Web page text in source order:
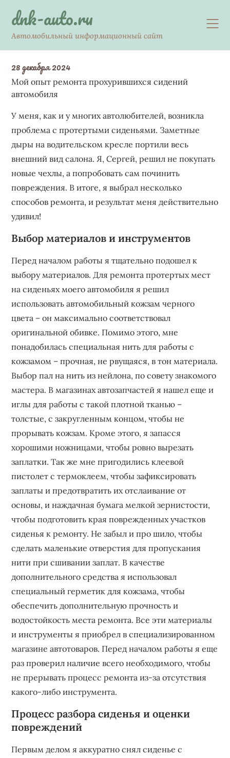
contentdnk-auto.ru
Автомобильный информационный сайт
28 декабря 2024
Мой опыт ремонта прохурившихся сидений
автомобиля
У меня, как и у многих автолюбителей, возникла
проблема с протертыми сиденьями. Заметные
дыры на водительском кресле портили весь
внешний вид салона. Я, Сергей, решил не покупать
новые чехлы, а попробовать сам починить
повреждения. В итоге, я выбрал несколько
способов ремонта, и результат меня действительно
удивил!
Выбор материалов и инструментов
Перед началом работы я тщательно подошел к
выбору материалов. Для ремонта протертых мест
на сиденьях моего автомобиля я решил
использовать автомобильный кожзам черного
цвета – он максимально соответствовал
оригинальной обивке. Помимо этого, мне
понадобилась специальная нить для работы с
кожзамом – прочная, не рвущаяся, в тон материала.
Выбор пал на нить из нейлона, по совету знакомого
мастера. В магазинах автозапчастей я нашел еще и
иглы для работы с такой плотной тканью –
толстые, с закругленным концом, чтобы не
прорывать кожзам. Кроме этого, я запасся
хорошими ножницами, чтобы ровно вырезать
заплатки. Так же мне пригодились клеевой
пистолет с термоклеем, чтобы зафиксировать
заплаты и предотвратить их отслаивание от
основы, и наждачная бумага мелкой зернистости,
чтобы подготовить края поврежденных участков
сиденья к ремонту. Не забыл и про шило, чтобы
сделать маленькие отверстия для пропускания
нити при сшивании заплат. В качестве
дополнительного средства я использовал
специальный герметик для кожзама, чтобы
обеспечить дополнительную прочность и
водостойкость места ремонта. Все эти материалы
и инструменты я приобрел в специализированном
магазине автотоваров. Перед началом работы я еще
раз проверил наличие всего необходимого, чтобы
не прерывать процесс ремонта из-за отсутствия
какого-либо инструмента.
Процесс разбора сиденья и оценки
повреждений
Первым делом я аккуратно снял сиденье с